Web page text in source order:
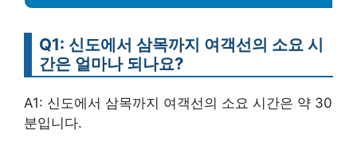
Q1: 신도에서 삼목까지 여객선의 소요 시
간은 얼마나 되나요?
A1: 신도에서 삼목까지 여객선의 소요 시간은 약 30
분입니다.